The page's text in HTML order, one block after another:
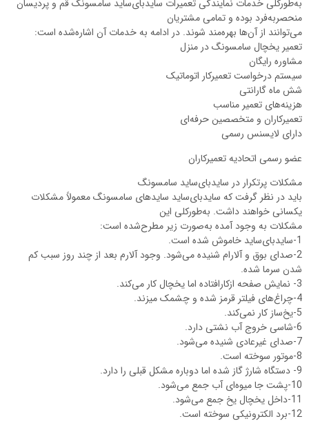
به‌طورکلی خدمات نمایندگی تعمیرات سایدبای‌ساید سامسونگ قم و پردیسان
منحصربه‌فرد بوده و تمامی مشتریان
می‌توانند از آن‌ها بهره‌مند شوند. در ادامه به خدمات آن اشاره‌شده است:
تعمیر یخچال سامسونگ در منزل
مشاوره رایگان
سیستم درخواست تعمیرکار اتوماتیک
شش ماه گارانتی
هزینه‌های تعمیر مناسب
تعمیرکاران و متخصصین حرفه‌ای
دارای لایسنس رسمی
عضو رسمی اتحادیه تعمیرکاران
مشکلات پرتکرار در سایدبای‌ساید سامسونگ
باید در نظر گرفت که سایدبای‌ساید سایدهای سامسونگ معمولاً مشکلات
یکسانی خواهند داشت. به‌طورکلی این
مشکلات به وجود آمده به‌صورت زیر مطرح‌شده است:
1-سایدبای‌ساید خاموش شده است.
2-صدای بوق و آلارام شنیده می‌شود. وجود آلارم بعد از چند روز سبب کم
شدن سرما شده.
3- نمایش صفحه ازکارافتاده اما یخچال کار می‌کند.
4-چراغ‌های فیلتر قرمز شده و چشمک میزند.
5-یخ‌ساز کار نمی‌کند.
6-شاسی خروج آب نشتی دارد.
7-صدای غیرعادی شنیده می‌شود.
8-موتور سوخته است.
9- دستگاه شارژ گاز شده اما دوباره مشکل قبلی را دارد.
10-پشت جا میوه‌ای آب جمع می‌شود.
11-داخل یخچال یخ جمع می‌شود.
12-برد الکترونیکی سوخته است.